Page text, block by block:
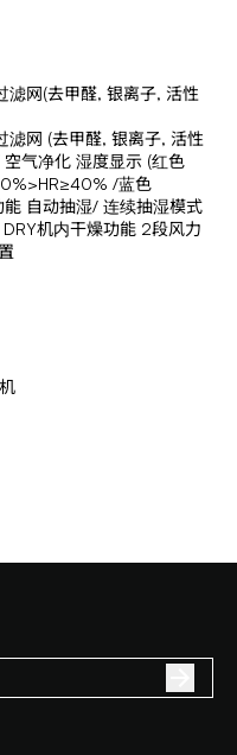
滤网(去甲醛, 银离子, 活性
滤网 (去甲醛, 银离子, 活性
空气净化 湿度显示 (红色
/蓝色
自动抽湿/ 连续抽湿模式
DRY机内干燥功能 2段风力